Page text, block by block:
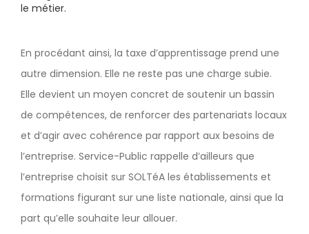
le métier.
En procédant ainsi, la taxe d’apprentissage prend une
autre dimension. Elle ne reste pas une charge subie.
Elle devient un moyen concret de soutenir un bassin
de compétences, de renforcer des partenariats locaux
et d’agir avec cohérence par rapport aux besoins de
l’entreprise. Service-Public rappelle d’ailleurs que
l’entreprise choisit sur SOLTéA les établissements et
formations figurant sur une liste nationale, ainsi que la
part qu’elle souhaite leur allouer.